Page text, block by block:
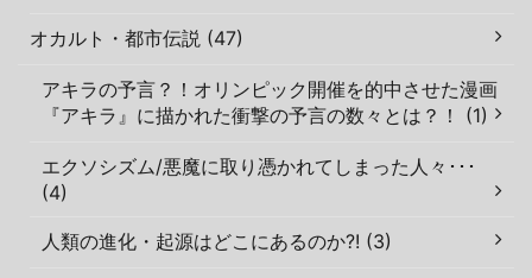
オカルト・都市伝説 (47)
アキラの予言？！オリンピック開催を的中させた漫画
『アキラ』に描かれた衝撃の予言の数々とは？！ (1)
エクソシズム/悪魔に取り憑かれてしまった人々･･･
(4)
人類の進化・起源はどこにあるのか?! (3)